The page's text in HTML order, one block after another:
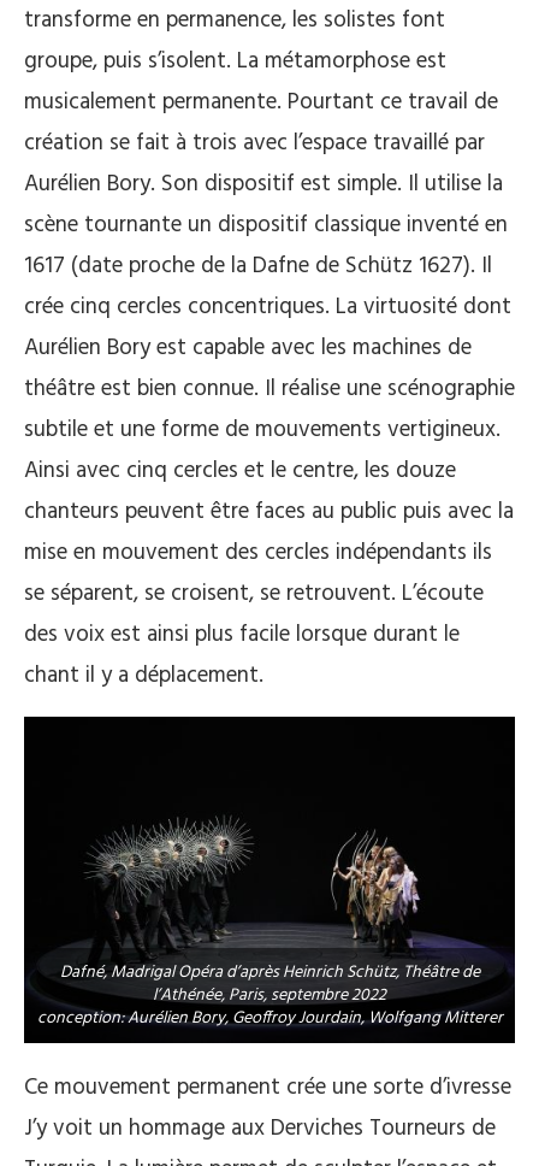
transforme en permanence, les solistes font
groupe, puis s’isolent. La métamorphose est
musicalement permanente. Pourtant ce travail de
création se fait à trois avec l’espace travaillé par
Aurélien Bory. Son dispositif est simple. Il utilise la
scène tournante un dispositif classique inventé en
1617 (date proche de la Dafne de Schütz 1627). Il
crée cinq cercles concentriques. La virtuosité dont
Aurélien Bory est capable avec les machines de
théâtre est bien connue. Il réalise une scénographie
subtile et une forme de mouvements vertigineux.
Ainsi avec cinq cercles et le centre, les douze
chanteurs peuvent être faces au public puis avec la
mise en mouvement des cercles indépendants ils
se séparent, se croisent, se retrouvent. L’écoute
des voix est ainsi plus facile lorsque durant le
chant il y a déplacement.
Dafné, Madrigal Opéra d’après Heinrich Schütz, Théâtre de
l’Athénée, Paris, septembre 2022
conception: Aurélien Bory, Geoffroy Jourdain, Wolfgang Mitterer
Ce mouvement permanent crée une sorte d’ivresse
J’y voit un hommage aux Derviches Tourneurs de